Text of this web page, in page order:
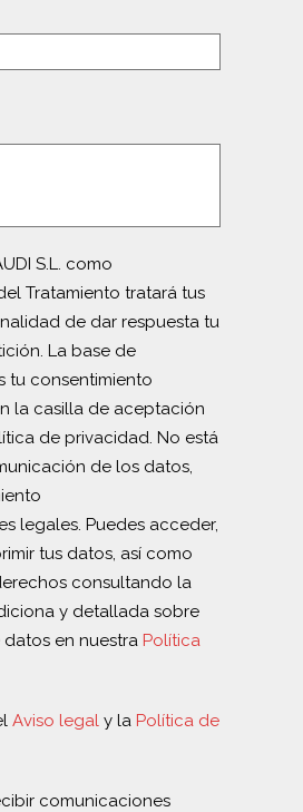
S.L. como
Tratamiento tratará tus
de dar respuesta tu
La base de
tu consentimiento
la casilla de aceptación
de privacidad. No está
de los datos,
legales. Puedes acceder,
tus datos, así como
consultando la
y detallada sobre
en nuestra Política
Aviso legal y la Política de
comunicaciones